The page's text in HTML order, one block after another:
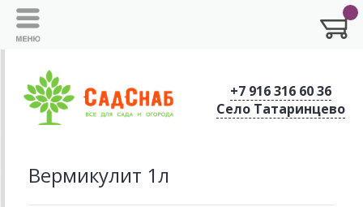
+7 916 316 60 36
Село Татаринцево
Вермикулит 1л